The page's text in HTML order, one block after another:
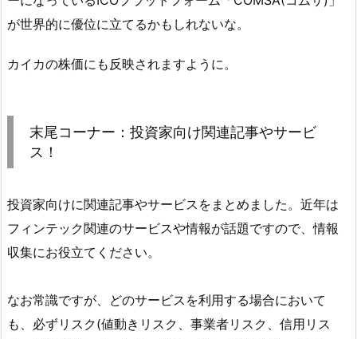
が世界的に優位に立てるかもしれないな。
カイカの株価にも反映されますように。
末尾コーナー：投資家向け関連記事やサービ
ス！
投資家向けに関連記事やサービスをまとめました。近年は
フィンテック関連のサービスや情報が話題ですので、情報
収集にお役立てください。
なお常識ですが、どのサービスを利用する場合において
も、必ずリスク(値動きリスク、事業者リスク、信用リス